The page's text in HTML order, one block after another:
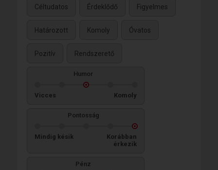
Céltudatos Érdeklődő Figyelmes
Határozott Komoly Óvatos
Pozitív Rendszerető
Humor
Vicces Komoly
Pontosság
Mindig késik
Korábban
érkezik
Pénz